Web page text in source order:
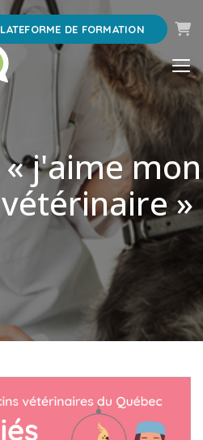
DE FORMATION
j'aime mon
»